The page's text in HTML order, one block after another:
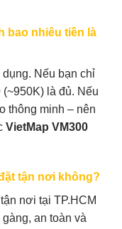
bao nhiêu tiền là
Nếu bạn chỉ
(~950K) là đủ. Nếu
thông minh – nên
VietMap VM300
tận nơi không?
nơi tại TP.HCM
an toàn và